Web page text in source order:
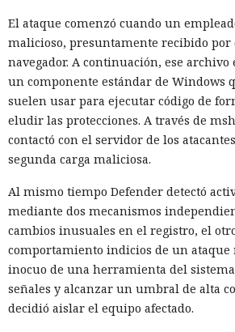
El ataque comenzó cuando un
malicioso, presuntamente recibido por
navegador. A continuación, ese
un componente estándar de Windows
suelen usar para ejecutar código de
eludir las protecciones. A través de
contactó con el servidor de los
segunda carga maliciosa.
Al mismo tiempo Defender detectó
mediante dos mecanismos
cambios inusuales en el registro, el
comportamiento indicios de un ataque
inocuo de una herramienta del
señales y alcanzar un umbral de alta
decidió aislar el equipo afectado.